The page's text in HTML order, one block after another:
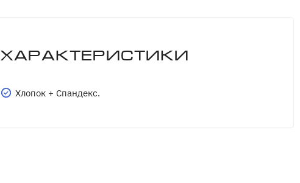
Характеристики
Хлопок + Спандекс.